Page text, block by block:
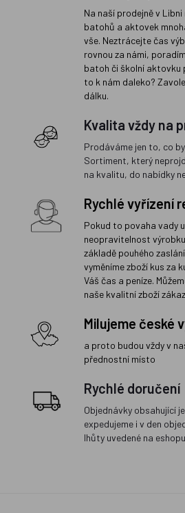
Na naší prodejně v
batohů a aktovek
vše. Neztrácejte čas
rovnou za námi,
batoh či školní aktovku
to k nám daleko?
dálku.
Kvalita vždy na
Prodáváme jen to, co
Sortiment, který
na kvalitu, do nabídky
Rychlé vyřízení
Pokud to povaha vady
neopravitelnost
základě pouhého
vyměníme zboží kus za
Váš čas a peníze.
naše kvalitní zboží
Milujeme české
a proto budou vždy v
přednostní místo
Rychlé doručení
Objednávky obsahující
expedujeme i v den
lhůty uvedené na eshopu